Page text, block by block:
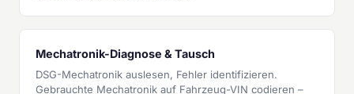
Mechatronik-Diagnose & Tausch
DSG-Mechatronik auslesen, Fehler identifizieren.
Gebrauchte Mechatronik auf Fahrzeug-VIN codieren –